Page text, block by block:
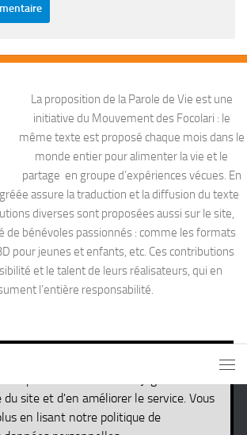
La proposition de la Parole de Vie est une
initiative du Mouvement des Focolari : le
même texte est proposé chaque mois dans le
monde entier pour alimenter la vie et le
partage en groupe d’expériences vécues. En
assure la traduction et la diffusion du texte
diverses sont proposées aussi sur le site,
de bénévoles passionnés : comme les formats
pour jeunes et enfants, etc. Ces contributions
et le talent de leurs réalisateurs, qui en
l’entière responsabilité.
site et d'en améliorer le service. Vous
en lisant notre politique de